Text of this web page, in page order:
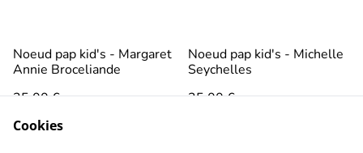
Noeud pap kid's - Margaret
Annie Broceliande
35,00 €
Noeud pap kid's - Michelle
Seychelles
35,00 €
Cookies